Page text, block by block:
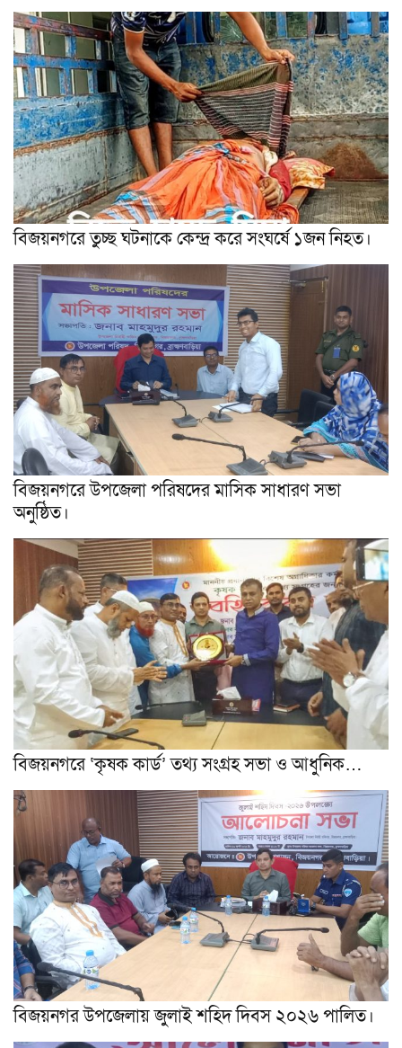
বিজয়নগরে তুচ্ছ ঘটনাকে কেন্দ্র করে সংঘর্ষে ১জন নিহত।
বিজয়নগরে উপজেলা পরিষদের মাসিক সাধারণ সভা
অনুষ্ঠিত।
বিজয়নগরে ‘কৃষক কার্ড’ তথ্য সংগ্রহ সভা ও আধুনিক…
বিজয়নগর উপজেলায় জুলাই শহিদ দিবস ২০২৬ পালিত।